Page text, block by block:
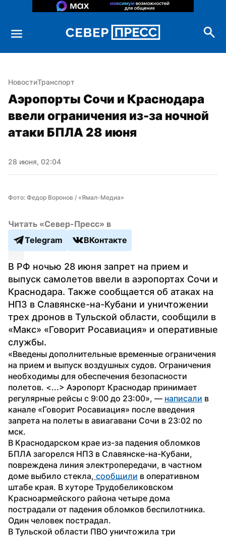
НовостиТранспорт
Аэропорты Сочи и Краснодара
ввели ограничения из-за ночной
атаки БПЛА 28 июня
28 июня, 02:04
Фото: Федор Воронов / «Ямал-Медиа»
Читать «Север-Пресс» в
Telegram
ВКонтакте
В РФ ночью 28 июня запрет на прием и
выпуск самолетов ввели в аэропортах Сочи и
Краснодара. Также сообщается об атаках на
НПЗ в Славянске-на-Кубани и уничтожении
трех дронов в Тульской области, сообщили в
«Макс» «Говорит Росавиация» и оперативные
службы.
«Введены дополнительные временные ограничения
на прием и выпуск воздушных судов. Ограничения
необходимы для обеспечения безопасности
полетов. <...> Аэропорт Краснодар принимает
регулярные рейсы с 9:00 до 23:00», — написали в
канале «Говорит Росавиация» после введения
запрета на полеты в авиагавани Сочи в 23:02 по
мск.
В Краснодарском крае из-за падения обломков
БПЛА загорелся НПЗ в Славянске-на-Кубани,
повреждена линия электропередачи, в частном
доме выбило стекла, сообщили в оперативном
штабе края. В хуторе Трудобеликовском
Красноармейского района четыре дома
пострадали от падения обломков беспилотника.
Один человек пострадал.
В Тульской области ПВО уничтожила три